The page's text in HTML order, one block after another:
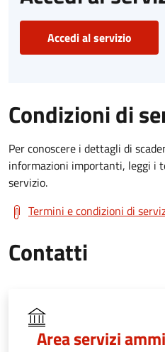
Accedi al servizio
Condizioni di
Per conoscere i dettagli di
informazioni importanti, leggi i
servizio.
Termini e condizioni di
Contatti
Area servizi